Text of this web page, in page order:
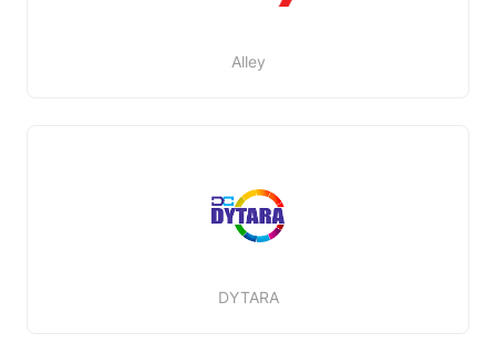
Alley
DYTARA